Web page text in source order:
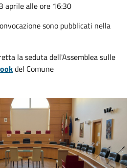
aprile alle ore 16:30
sono pubblicati nella
la seduta dell'Assemblea sulle
del Comune